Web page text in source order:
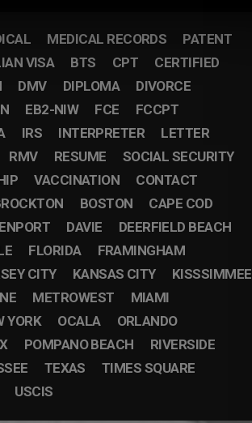
MEDICAL RECORDS
PATENT
VISA BTS CPT
CERTIFIED
DMV DIPLOMA
DIVORCE
EB2-NIW FCE
FCCPT
IRS INTERPRETER
LETTER
RMV RESUME
SOCIAL SECURITY
VACCINATION
CONTACT
BOSTON
CAPE COD
DAVIE
DEERFIELD BEACH
FLORIDA
FRAMINGHAM
CITY KANSAS CITY
KISSSIMMEE
METROWEST
MIAMI
YORK OCALA
ORLANDO
POMPANO BEACH
RIVERSIDE
TEXAS
TIMES SQUARE
USCIS